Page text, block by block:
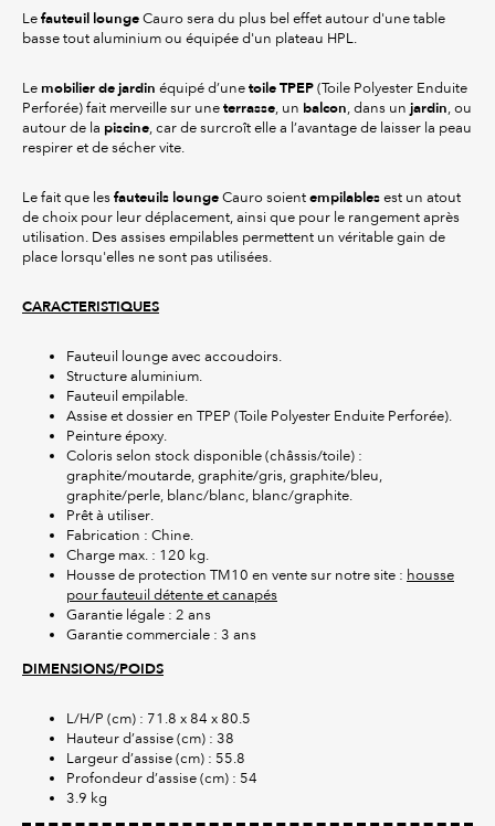
Le fauteuil lounge Cauro sera du plus bel effet autour d'une table
basse tout aluminium ou équipée d'un plateau HPL.
Le mobilier de jardin équipé d’une toile TPEP (Toile Polyester Enduite
Perforée) fait merveille sur une terrasse, un balcon, dans un jardin, ou
autour de la piscine, car de surcroît elle a l’avantage de laisser la peau
respirer et de sécher vite.
Le fait que les fauteuils lounge Cauro soient empilables est un atout
de choix pour leur déplacement, ainsi que pour le rangement après
utilisation. Des assises empilables permettent un véritable gain de
place lorsqu'elles ne sont pas utilisées.
CARACTERISTIQUES
Fauteuil lounge avec accoudoirs.
Structure aluminium.
Fauteuil empilable.
Assise et dossier en TPEP (Toile Polyester Enduite Perforée).
Peinture époxy.
Coloris selon stock disponible (châssis/toile) :
graphite/moutarde, graphite/gris, graphite/bleu,
graphite/perle, blanc/blanc, blanc/graphite.
Prêt à utiliser.
Fabrication : Chine.
Charge max. : 120 kg.
Housse de protection TM10 en vente sur notre site : housse
pour fauteuil détente et canapés
Garantie légale : 2 ans
Garantie commerciale : 3 ans
DIMENSIONS/POIDS
L/H/P (cm) : 71.8 x 84 x 80.5
Hauteur d’assise (cm) : 38
Largeur d’assise (cm) : 55.8
Profondeur d’assise (cm) : 54
3.9 kg